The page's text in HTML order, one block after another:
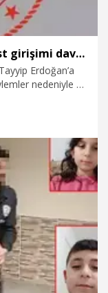
Cumhurbaşkanı Erdoğan'a suikast girişimi davasında sanıklara ağır cezalar verildi
Erdoğan’a
nedeniyle 41